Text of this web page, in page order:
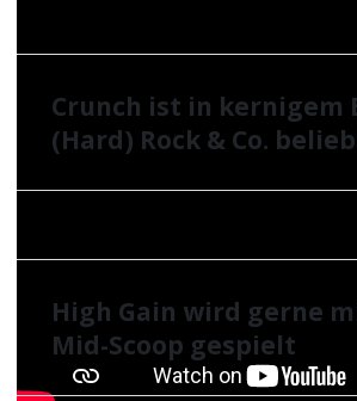
Crunch ist in kernigem
(Hard) Rock & Co.
High Gain wird gerne
Mid-Scoop gespielt